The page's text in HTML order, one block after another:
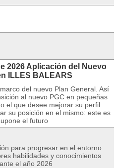
2026 Aplicación del Nuevo
ILLES BALEARS
del nuevo Plan General. Así
al nuevo PGC en pequeñas
el que desee mejorar su perfil
su posición en el mismo: este es
el futuro
para progresar en el entorno
habilidades y conocimientos
el año 2026